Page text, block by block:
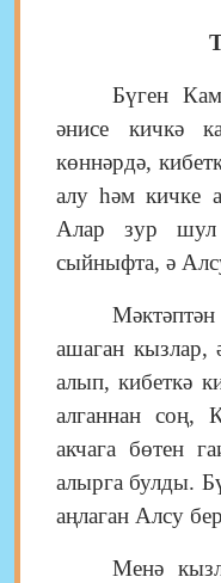
Бүген
әнисе кичкә
көннәрдә,
алу һәм кичке
Алар зур шул
сыйныфта, ә
ашаган кызлар,
алып, кибеткә
алганнан соң,
акчага бөтен
алырга булды.
аңлаган Алсу
Менә